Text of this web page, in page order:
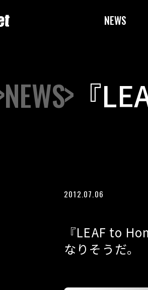
NEWS
NEWS 『
ル
2012.07.06
『LEAF to
なりそうだ。